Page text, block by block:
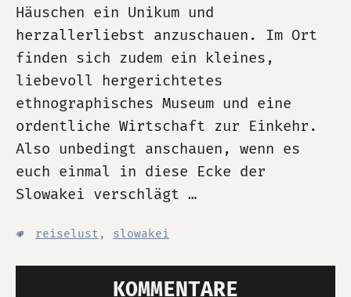
Häuschen ein Unikum und
herzallerliebst anzuschauen. Im Ort
finden sich zudem ein kleines,
liebevoll hergerichtetes
ethnographisches Museum und eine
ordentliche Wirtschaft zur Einkehr.
Also unbedingt anschauen, wenn es
euch einmal in diese Ecke der
Slowakei verschlägt …
reiselust , slowakei
KOMMENTARE